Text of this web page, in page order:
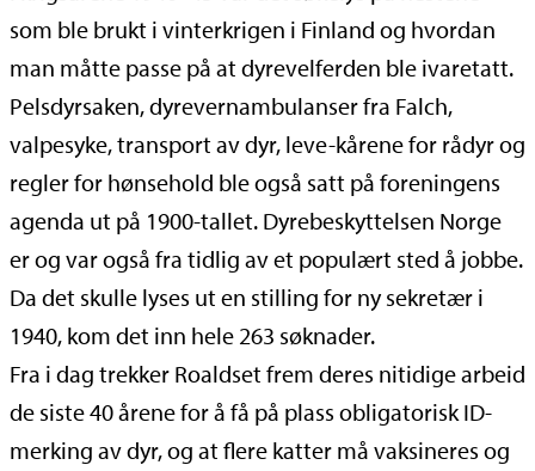
som ble brukt i vinterkrigen i Finland og hvordan
man måtte passe på at dyrevelferden ble ivaretatt.
Pelsdyrsaken, dyrevernambulanser fra Falch,
valpesyke, transport av dyr, leve-kårene for rådyr og
regler for hønsehold ble også satt på foreningens
agenda ut på 1900-tallet. Dyrebeskyttelsen Norge
er og var også fra tidlig av et populært sted å jobbe.
Da det skulle lyses ut en stilling for ny sekretær i
1940, kom det inn hele 263 søknader.
Fra i dag trekker Roaldset frem deres nitidige arbeid
de siste 40 årene for å få på plass obligatorisk ID-
merking av dyr, og at flere katter må vaksineres og